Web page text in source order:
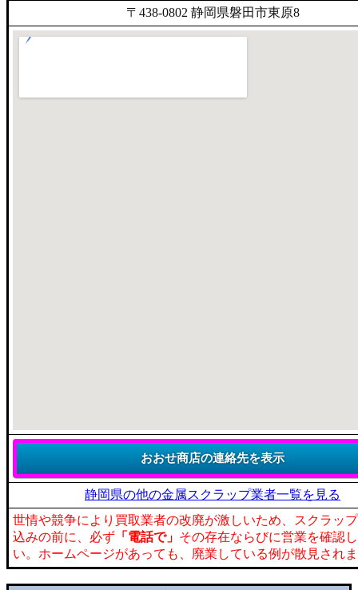
〒438-0802 静岡県磐田市東原8
静岡県の他の金属スクラップ業者一覧を見る
世情や競争により買取業者の改廃が激しいため、スクラッ
込みの前に、必ず 「電話で」 その存在ならびに営業を確認
い。ホームページがあっても、廃業している例が散見され